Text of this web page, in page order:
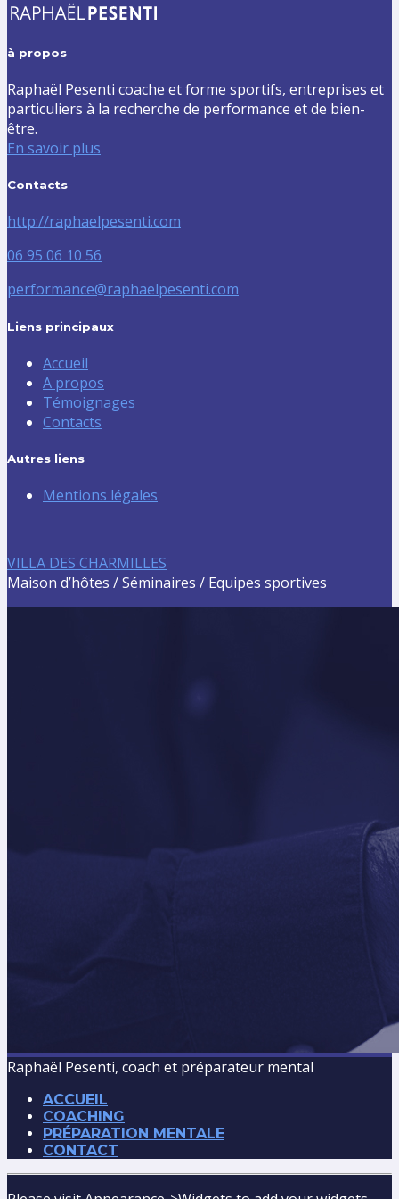
à propos
Raphaël Pesenti coache et forme sportifs, entreprises et
particuliers à la recherche de performance et de bien-
être.
En savoir plus
Contacts
http://raphaelpesenti.com
06 95 06 10 56
performance@raphaelpesenti.com
Liens principaux
Accueil
A propos
Témoignages
Contacts
Autres liens
Mentions légales
VILLA DES CHARMILLES
Maison d’hôtes / Séminaires / Equipes sportives
Raphaël Pesenti, coach et préparateur mental
ACCUEIL
COACHING
PRÉPARATION MENTALE
CONTACT